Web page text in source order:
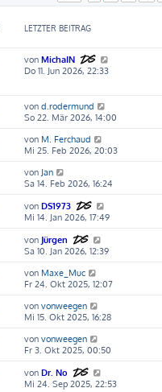
LETZTER BEITRAG
von MichaIN
Do 11. Jun 2026, 22:33
von d.rodermund
So 22. Mär 2026, 14:00
von M. Ferchaud
Mi 25. Feb 2026, 20:03
von Jan
Sa 14. Feb 2026, 16:24
von DS1973
Mi 14. Jan 2026, 17:49
von Jürgen
Sa 10. Jan 2026, 12:39
von Maxe_Muc
Fr 24. Okt 2025, 12:07
von vonweegen
Mi 15. Okt 2025, 16:28
von vonweegen
Fr 3. Okt 2025, 00:50
von Dr. No
Mi 24. Sep 2025, 22:53